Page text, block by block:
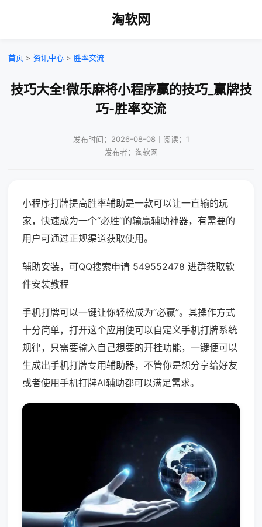
淘软网
首页 > 资讯中心 > 胜率交流
技巧大全!微乐麻将小程序赢的技巧_赢牌技
巧-胜率交流
发布时间：2026-08-08｜阅读：1
发布者：淘软网
小程序打牌提高胜率辅助是一款可以让一直输的玩
家，快速成为一个“必胜”的输赢辅助神器，有需要的
用户可通过正规渠道获取使用。
辅助安装，可QQ搜索申请 549552478 进群获取软
件安装教程
手机打牌可以一键让你轻松成为“必赢”。其操作方式
十分简单，打开这个应用便可以自定义手机打牌系统
规律，只需要输入自己想要的开挂功能，一键便可以
生成出手机打牌专用辅助器，不管你是想分享给好友
或者使用手机打牌AI辅助都可以满足需求。